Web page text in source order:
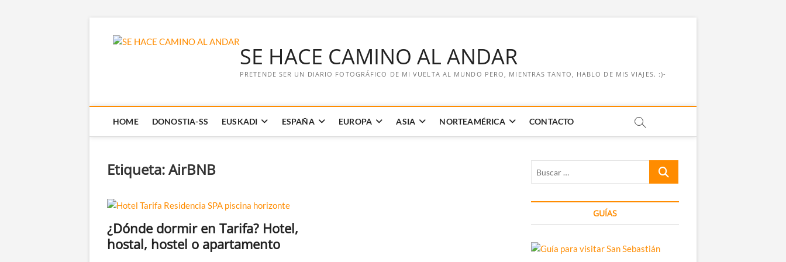
SE HACE CAMINO AL ANDAR
PRETENDE SER UN DIARIO FOTOGRÁFICO DE MI VUELTA AL MUNDO PERO, MIENTRAS TANTO, HABLO DE MIS VIAJES. :)-
HOME DONOSTIA-SS EUSKADI ESPAÑA EUROPA ASIA NORTEAMÉRICA CONTACTO
Etiqueta:AirBNB
¿Dónde dormir en Tarifa? Hotel,
hostal, hostel o apartamento
Buscar
GUÍAS